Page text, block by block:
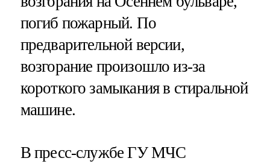
погиб пожарный. По
предварительной версии,
возгорание произошло из-за
короткого замыкания в стиральной
машине.
В пресс-службе ГУ МЧС